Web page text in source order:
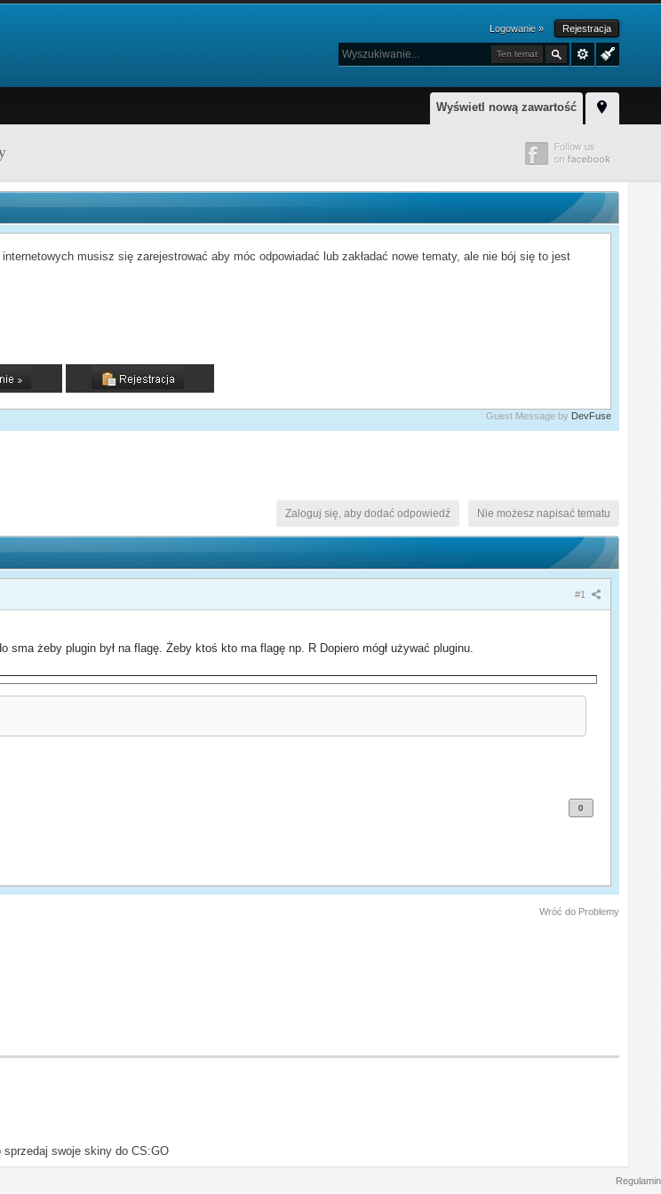
Logowanie » Rejestracja
Ten temat
Wyświetl nową zawartość
musisz się zarejestrować aby móc odpowiadać lub zakładać nowe tematy, ale nie bój się to jest
Guest Message by DevFuse
Nie możesz napisać tematu
Zaloguj się, aby dodać odpowiedź
#1
sma żeby plugin był na flagę. Żeby ktoś kto ma flagę np. R Dopiero mógł używać pluginu.
0
Wróć do Problemy
swoje skiny do CS:GO
Regulamin